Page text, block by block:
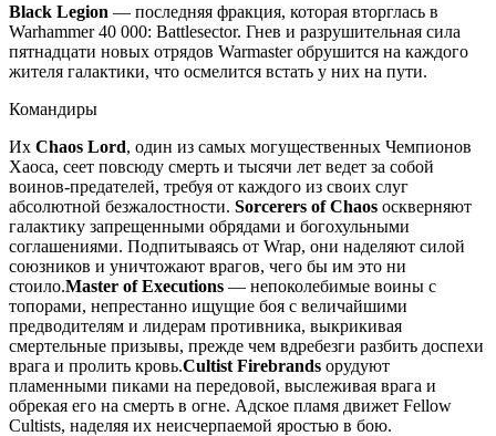
Black Legion — последняя фракция, которая вторглась в
Warhammer 40 000: Battlesector. Гнев и разрушительная сила
пятнадцати новых отрядов Warmaster обрушится на каждого
жителя галактики, что осмелится встать у них на пути.
Командиры
Их Chaos Lord, один из самых могущественных Чемпионов
Хаоса, сеет повсюду смерть и тысячи лет ведет за собой
воинов-предателей, требуя от каждого из своих слуг
абсолютной безжалостности. Sorcerers of Chaos оскверняют
галактику запрещенными обрядами и богохульными
соглашениями. Подпитываясь от Wrap, они наделяют силой
союзников и уничтожают врагов, чего бы им это ни
стоило.Master of Executions — непоколебимые воины с
топорами, непрестанно ищущие боя с величайшими
предводителям и лидерам противника, выкрикивая
смертельные призывы, прежде чем вдребезги разбить доспехи
врага и пролить кровь.Cultist Firebrands орудуют
пламенными пиками на передовой, выслеживая врага и
обрекая его на смерть в огне. Адское пламя движет Fellow
Cultists, наделяя их неисчерпаемой яростью в бою.